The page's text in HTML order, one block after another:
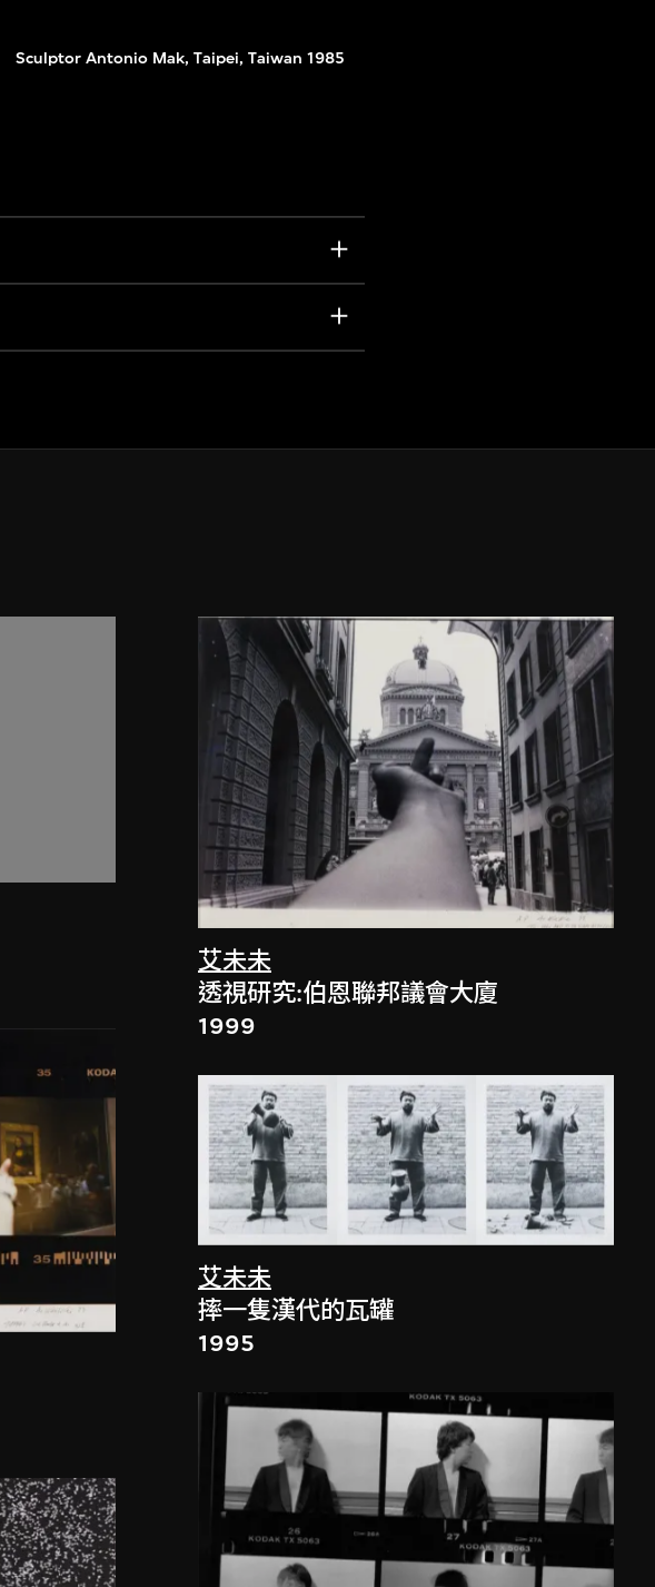
Sculptor Antonio Mak, Taipei, Taiwan 1985
艾未未
透視研究:伯恩聯邦議會大廈
1999
艾未未
摔一隻漢代的瓦罐
1995